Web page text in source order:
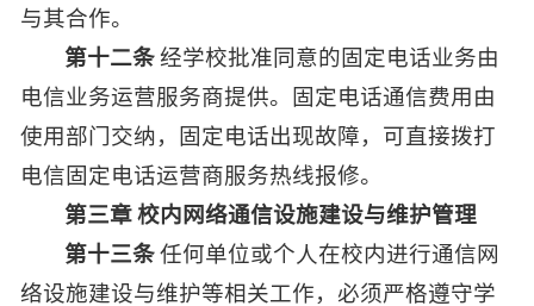
与其合作。
第十二条 经学校批准同意的固定电话业务由
电信业务运营服务商提供。固定电话通信费用由
使用部门交纳，固定电话出现故障，可直接拨打
电信固定电话运营商服务热线报修。
第三章 校内网络通信设施建设与维护管理
第十三条 任何单位或个人在校内进行通信网
络设施建设与维护等相关工作，必须严格遵守学